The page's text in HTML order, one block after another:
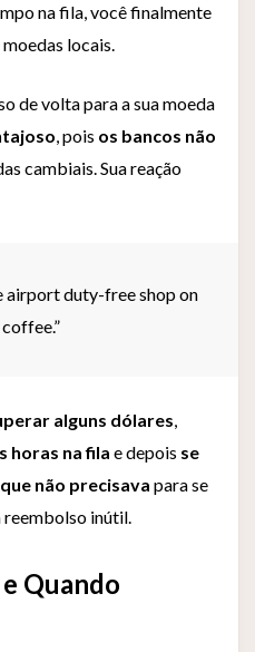
na fila, você finalmente
locais.
de volta para a sua moeda
, pois os bancos não
cambiais. Sua reação
airport duty-free shop on
alguns dólares,
horas na fila e depois se
não precisava para se
reembolso inútil.
Quando